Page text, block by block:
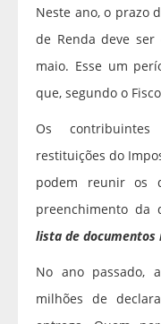
Neste ano, o prazo
de Renda deve
maio. Esse um
que, segundo o
Os
restituições do
podem reunir os
preenchimento da
lista de documentos
No ano passado,
milhões de